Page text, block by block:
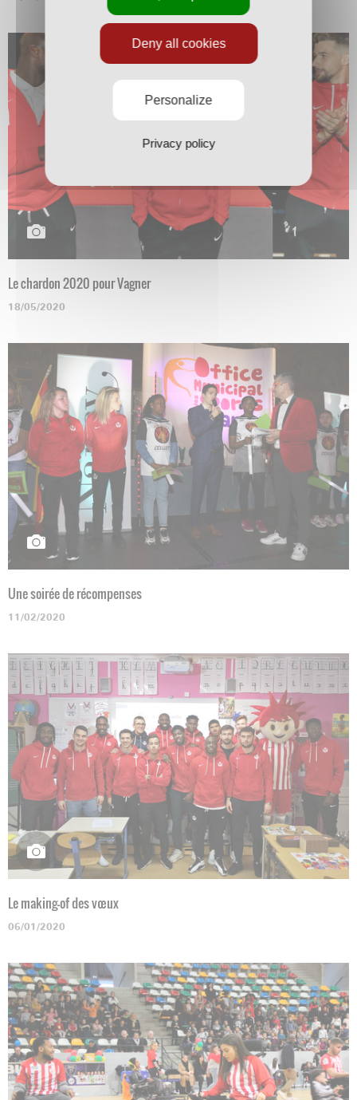
Le chardon 2020 pour Vagner
18/05/2020
Une soirée de récompenses
11/02/2020
Le making-of des vœux
06/01/2020
Deny all cookies
Personalize
Privacy policy